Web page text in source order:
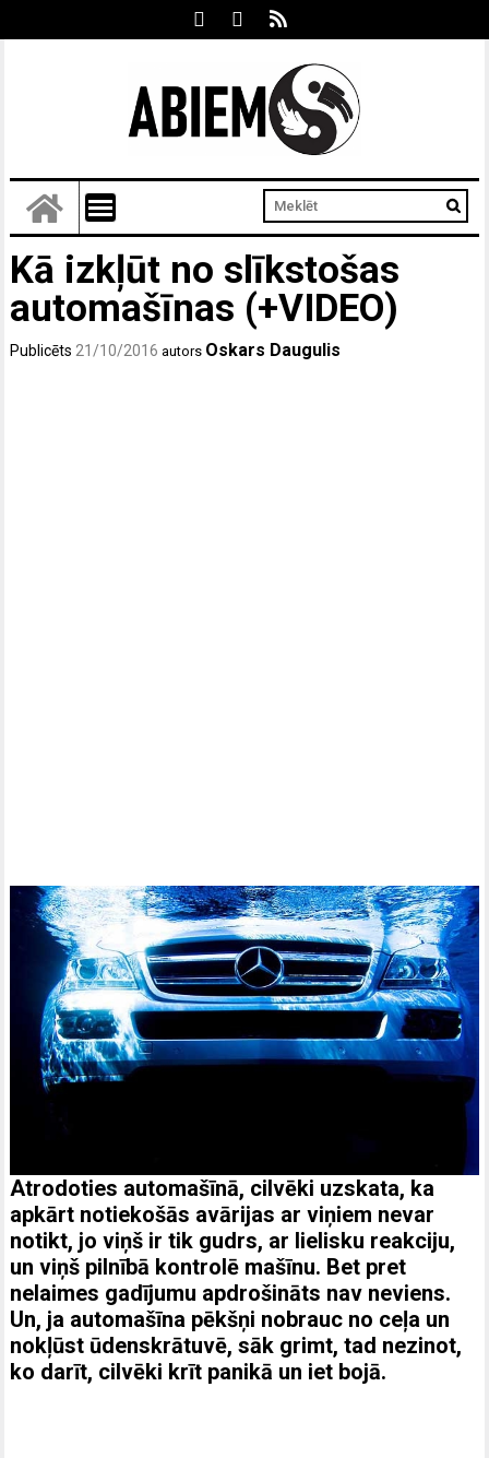
Kā izkļūt no slīkstošas
automašīnas (+VIDEO)
Publicēts 21/10/2016 autors Oskars Daugulis
Atrodoties automašīnā, cilvēki uzskata, ka
apkārt notiekošās avārijas ar viņiem nevar
notikt, jo viņš ir tik gudrs, ar lielisku reakciju,
un viņš pilnībā kontrolē mašīnu. Bet pret
nelaimes gadījumu apdrošināts nav neviens.
Un, ja automašīna pēkšņi nobrauc no ceļa un
nokļūst ūdenskrātuvē, sāk grimt, tad nezinot,
ko darīt, cilvēki krīt panikā un iet bojā.